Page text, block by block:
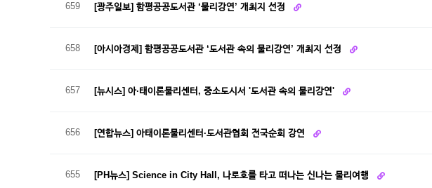
659 [광주일보] 함평공공도서관 ‘물리강연’ 개최지 선정
658 [아시아경제] 함평공공도서관 ‘도서관 속의 물리강연’ 개최지 선정
657 [뉴시스] 아·태이론물리센터, 중소도시서 '도서관 속의 물리강연'
656 [연합뉴스] 아태이론물리센터·도서관협회 전국순회 강연
655 [PH뉴스] Science in City Hall, 나로호를 타고 떠나는 신나는 물리여행